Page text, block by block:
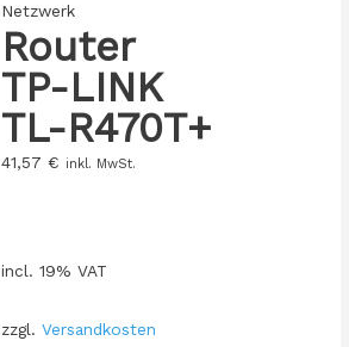
Netzwerk
Router
TP-LINK
TL-R470T+
41,57 € inkl. MwSt.
incl. 19% VAT
zzgl. Versandkosten